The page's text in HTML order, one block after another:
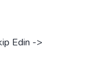
Edin ->